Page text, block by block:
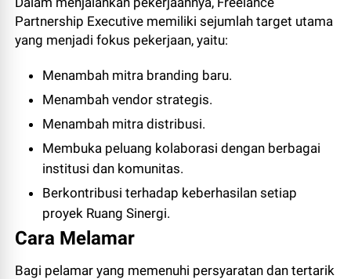
Partnership Executive memiliki sejumlah target utama
yang menjadi fokus pekerjaan, yaitu:
Menambah mitra branding baru.
Menambah vendor strategis.
Menambah mitra distribusi.
Membuka peluang kolaborasi dengan berbagai
institusi dan komunitas.
Berkontribusi terhadap keberhasilan setiap
proyek Ruang Sinergi.
Cara Melamar
Bagi pelamar yang memenuhi persyaratan dan tertarik